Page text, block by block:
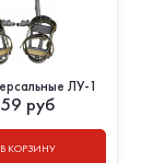
ЛУ-1
руб
В КОРЗИНУ